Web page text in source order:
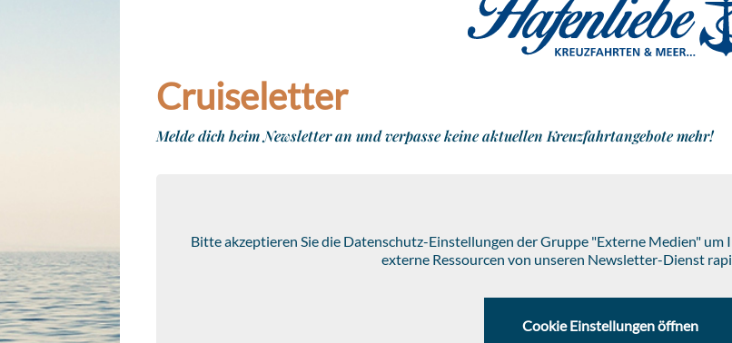
Cruiseletter
Melde dich beim Newsletter an und verpasse keine aktuellen Kreuzfahrtangebote mehr!
Bitte akzeptieren Sie die Datenschutz-Einstellungen der Gruppe "Externe Medien" um
externe Ressourcen von unseren Newsletter-Dienst
Cookie Einstellungen öffnen